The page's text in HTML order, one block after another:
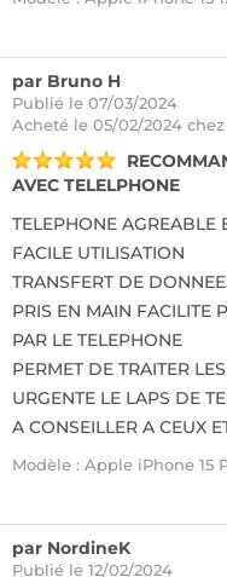
par Bruno H
Publié le 07/03/2024
Acheté le 05/02/2024
AVEC TELELPHONE
TELEPHONE AGREABLE
FACILE UTILISATION
TRANSFERT DE
PRIS EN MAIN FACILITE
PAR LE TELEPHONE
PERMET DE TRAITER
URGENTE LE LAPS DE
A CONSEILLER A CEUX
Modèle : Apple iPhone 15
par NordineK
Publié le 12/02/2024